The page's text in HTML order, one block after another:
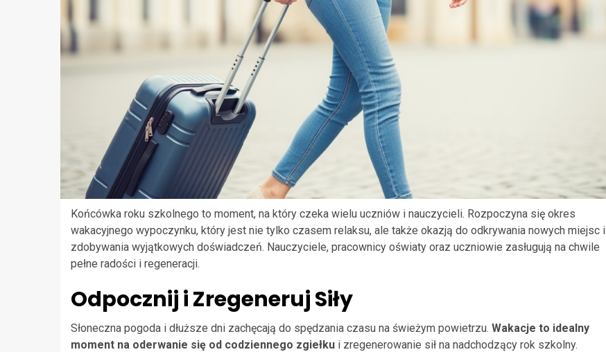
Końcówka roku szkolnego to moment, na który czeka wielu uczniów i nauczycieli. Rozpoczyna się okres
wakacyjnego wypoczynku, który jest nie tylko czasem relaksu, ale także okazją do odkrywania nowych miejsc i
zdobywania wyjątkowych doświadczeń. Nauczyciele, pracownicy oświaty oraz uczniowie zasługują na chwile
pełne radości i regeneracji.
Odpocznij i Zregeneruj Siły
Słoneczna pogoda i dłuższe dni zachęcają do spędzania czasu na świeżym powietrzu. Wakacje to idealny
moment na oderwanie się od codziennego zgiełku i zregenerowanie sił na nadchodzący rok szkolny.